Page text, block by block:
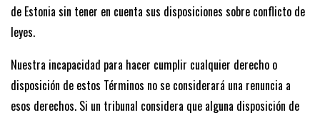
de Estonia sin tener en cuenta sus disposiciones sobre conflicto de
leyes.
Nuestra incapacidad para hacer cumplir cualquier derecho o
disposición de estos Términos no se considerará una renuncia a
esos derechos. Si un tribunal considera que alguna disposición de